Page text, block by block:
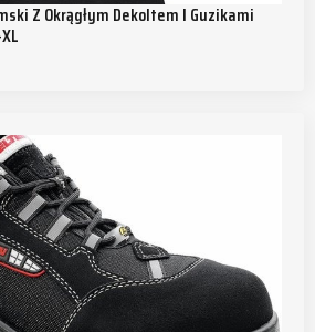
Z Okrągłym Dekoltem I Guzikami